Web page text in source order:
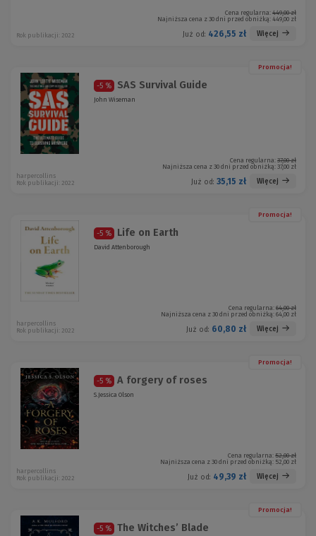
Cena regularna: 449,00 zł
Najniższa cena z 30 dni przed obniżką: 449,00 zł
Już od: 426,55 zł Więcej
Rok publikacji: 2022
Promocja!
-5 % SAS Survival Guide
John Wiseman
Cena regularna: 37,00 zł
Najniższa cena z 30 dni przed obniżką: 37,00 zł
Już od: 35,15 zł Więcej
harpercollins
Rok publikacji: 2022
Promocja!
-5 % Life on Earth
David Attenborough
Cena regularna: 64,00 zł
Najniższa cena z 30 dni przed obniżką: 64,00 zł
Już od: 60,80 zł Więcej
harpercollins
Rok publikacji: 2022
Promocja!
-5 % A forgery of roses
S.Jessica Olson
Cena regularna: 52,00 zł
Najniższa cena z 30 dni przed obniżką: 52,00 zł
Już od: 49,39 zł Więcej
harpercollins
Rok publikacji: 2022
Promocja!
-5 % The Witches’ Blade